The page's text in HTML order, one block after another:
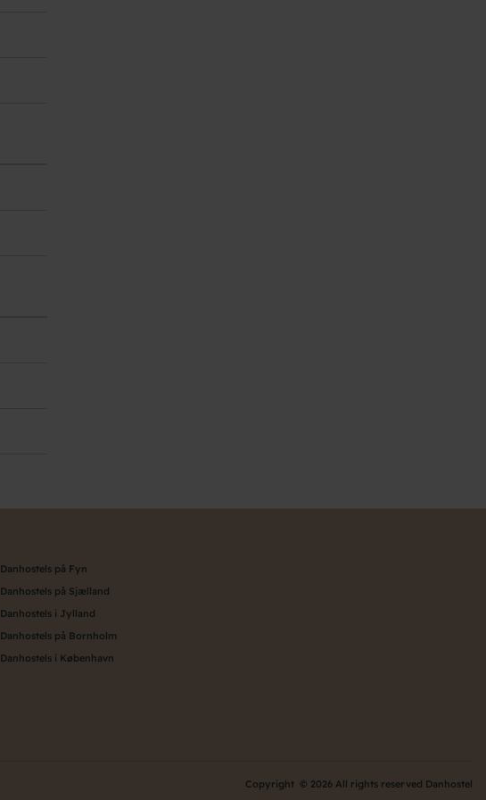
Danhostels på Fyn
Danhostels på Sjælland
Danhostels i Jylland
Danhostels på Bornholm
Danhostels i København
Copyright © 2026 All rights reserved Danhostel